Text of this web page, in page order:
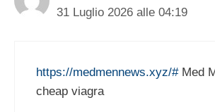
31 Luglio 2026 alle 04:19
https://medmennews.xyz/#Med
cheap viagra